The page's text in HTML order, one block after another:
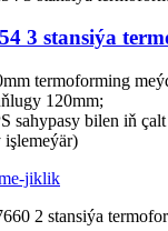
3 stansiýa
termoforming
120mm;
sahypasy bilen iň
jiklik